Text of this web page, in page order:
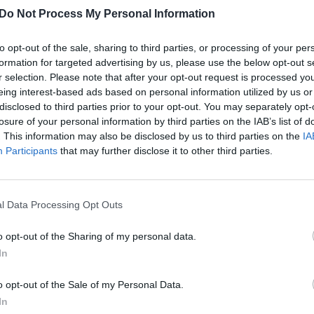
Do Not Process My Personal Information
opt-out of the sale, sharing to third parties, or processing of your
for targeted advertising by us, please use the below opt-out
selection. Please note that after your opt-out request is processed
interest-based ads based on personal information utilized by us
to third parties prior to your opt-out. You may separately
of your personal information by third parties on the IAB’s list of
This information may also be disclosed by us to third parties on the
Participants that may further disclose it to other third parties.
Data Processing Opt Outs
opt-out of the Sharing of my personal data.
opt-out of the Sale of my Personal Data.
gėlių moksleiviai
diena
įkūrė amą atimantį sodą:
Žinios | Gyvenimo būdas
00:06:33
išskirtinio dydžio
atskleidė tokio
kainą: tenka įdėti ne tik
Dar vienas karalienės
pasirodymas viešumoje:
gėlių šou
Žinios | Pasaulis
00:02:15
tinkluose
gėlių pardavėjas
žmonės renkasi nuo
Honkonge dėl COVID-19
priversti sudeginti savo